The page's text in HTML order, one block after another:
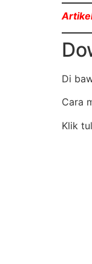
Di
Cara
Klik